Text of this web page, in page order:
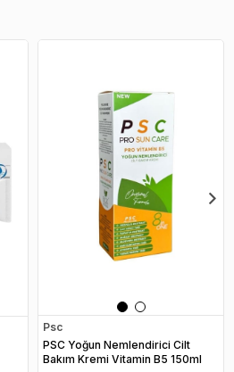
Psc
PSC Yoğun Nemlendirici Cilt
Bakım Kremi Vitamin B5 150ml